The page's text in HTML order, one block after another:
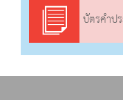
บัตรคำประกอบ